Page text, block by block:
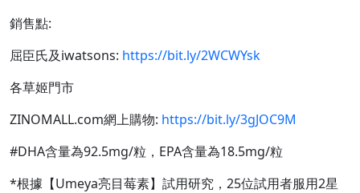
銷售點:
屈臣氏及iwatsons: https://bit.ly/2WCWYsk
各草姬門市
ZINOMALL.com網上購物: https://bit.ly/3gJOC9M
#DHA含量為92.5mg/粒，EPA含量為18.5mg/粒
*根據【Umeya亮目莓素】試用研究，25位試用者服用2星